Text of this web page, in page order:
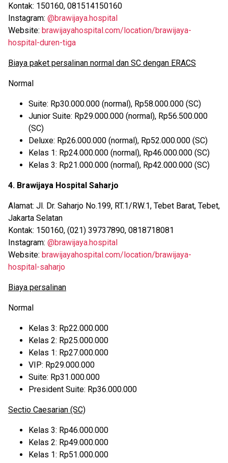
Kontak: 150160, 081514150160
Instagram: @brawijaya.hospital
Website: brawijayahospital.com/location/brawijaya-
hospital-duren-tiga
Biaya paket persalinan normal dan SC dengan ERACS
Normal
Suite: Rp30.000.000 (normal), Rp58.000.000 (SC)
Junior Suite: Rp29.000.000 (normal), Rp56.500.000
(SC)
Deluxe: Rp26.000.000 (normal), Rp52.000.000 (SC)
Kelas 1: Rp24.000.000 (normal), Rp46.000.000 (SC)
Kelas 3: Rp21.000.000 (normal), Rp42.000.000 (SC)
4. Brawijaya Hospital Saharjo
Alamat: Jl. Dr. Saharjo No.199, RT.1/RW.1, Tebet Barat, Tebet,
Jakarta Selatan
Kontak: 150160, (021) 39737890, 0818718081
Instagram: @brawijaya.hospital
Website: brawijayahospital.com/location/brawijaya-
hospital-saharjo
Biaya persalinan
Normal
Kelas 3: Rp22.000.000
Kelas 2: Rp25.000.000
Kelas 1: Rp27.000.000
VIP: Rp29.000.000
Suite: Rp31.000.000
President Suite: Rp36.000.000
Sectio Caesarian (SC)
Kelas 3: Rp46.000.000
Kelas 2: Rp49.000.000
Kelas 1: Rp51.000.000